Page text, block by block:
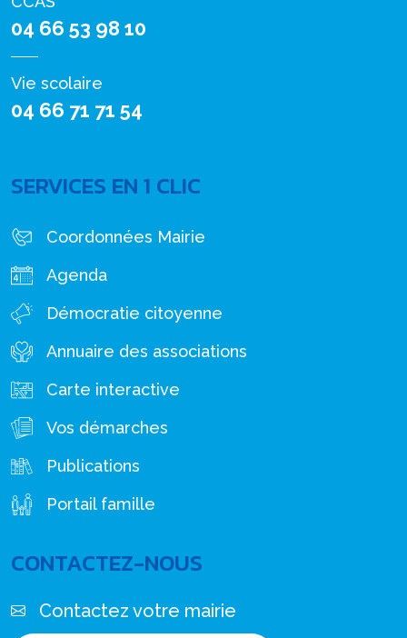
04 66 53 98 10
Vie scolaire
04 66 71 71 54
SERVICES EN 1 CLIC
Coordonnées Mairie
Agenda
Démocratie citoyenne
Annuaire des associations
Carte interactive
Vos démarches
Publications
Portail famille
CONTACTEZ-NOUS
Contactez votre mairie